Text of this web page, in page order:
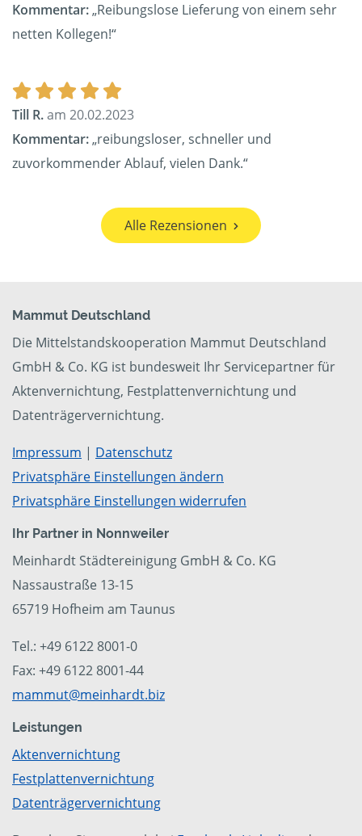
Kommentar:„Reibungslose Lieferung von einem sehr
netten Kollegen!“
Till R.am 20.02.2023
Kommentar:„reibungsloser, schneller und
zuvorkommender Ablauf, vielen Dank.“
Alle Rezensionen
Mammut Deutschland
Die Mittelstandskooperation Mammut Deutschland
GmbH & Co. KG ist bundesweit Ihr Servicepartner für
Aktenvernichtung, Festplattenvernichtung und
Datenträgervernichtung.
Impressum | Datenschutz
Privatsphäre Einstellungen ändern
Privatsphäre Einstellungen widerrufen
Ihr Partner in Nonnweiler
Meinhardt Städtereinigung GmbH & Co. KG
Nassaustraße 13-15
65719 Hofheim am Taunus
Tel.: +49 6122 8001-0
Fax: +49 6122 8001-44
mammut@meinhardt.biz
Leistungen
Aktenvernichtung
Festplattenvernichtung
Datenträgervernichtung